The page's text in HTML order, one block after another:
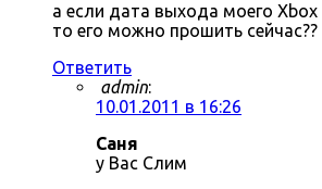
а если дата выхода моего Xbox
то его можно прошить сейчас??
Ответить
admin:
10.01.2011 в 16:26
Саня
у Вас Слим